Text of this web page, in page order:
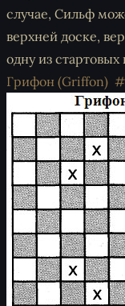
случае, Сильф
верхней доске,
одну из
Грифон (Griffon)